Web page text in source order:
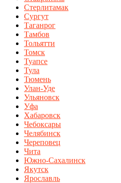
Стерлитамак
Сургут
Таганрог
Тамбов
Тольятти
Томск
Туапсе
Тула
Тюмень
Улан-Уде
Ульяновск
Уфа
Хабаровск
Чебоксары
Челябинск
Череповец
Чита
Южно-Сахалинск
Якутск
Ярославль